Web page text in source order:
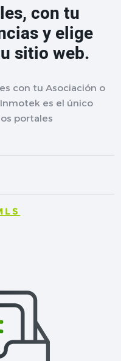
con tu
y elige
sitio web.
con tu Asociación o
es el único
portales